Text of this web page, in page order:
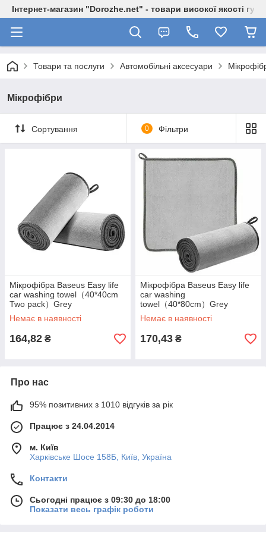
Інтернет-магазин "Dorozhe.net" - товари високої якості
Товари та послуги Автомобільні аксесуари
Мікрофібри
Сортування 0 Фільтри
Мікрофібра Baseus Easy life
car washing towel（40*40сm
Two pack）Grey
Немає в наявності
164,82 ₴
Мікрофібра Baseus Easy life
car washing
towel（40*80cm）Grey
Немає в наявності
170,43 ₴
Про нас
95% позитивних з 1010 відгуків за рік
Працює з 24.04.2014
м. Київ
Харківське Шосе 158Б, Київ, Україна
Контакти
Сьогодні працює з 09:30 до 18:00
Показати весь графік роботи